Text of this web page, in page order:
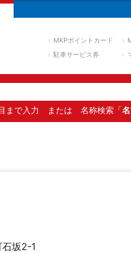
MKPポイントカード
駐車サービス券
まで入力 または 名称検索「
坂2-1